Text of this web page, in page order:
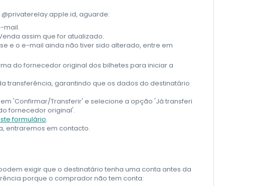
aguarde:
mail.
assim que for atualizado.
e o e-mail ainda não tiver sido alterado, entre em
do fornecedor original dos bilhetes para iniciar a
transferência, garantindo que os dados do destinatário
'Confirmar/Transferir' e selecione a opção 'Já transferi
fornecedor original'.
formulário.
entraremos em contacto.
exigir que o destinatário tenha uma conta antes da
porque o comprador não tem conta: